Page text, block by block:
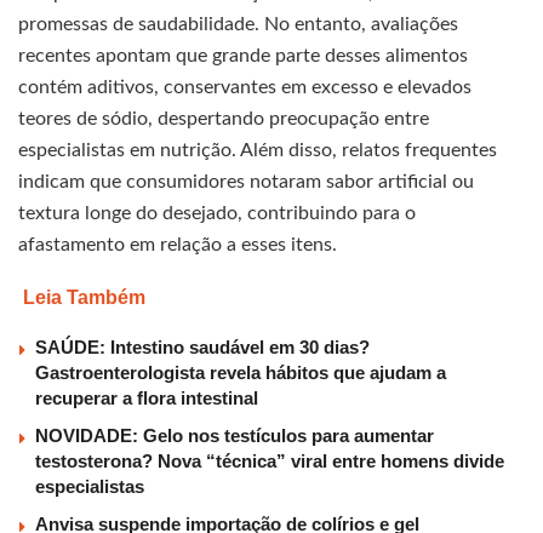
promessas de saudabilidade. No entanto, avaliações
recentes apontam que grande parte desses alimentos
contém aditivos, conservantes em excesso e elevados
teores de sódio, despertando preocupação entre
especialistas em nutrição. Além disso, relatos frequentes
indicam que consumidores notaram sabor artificial ou
textura longe do desejado, contribuindo para o
afastamento em relação a esses itens.
Leia Também
SAÚDE: Intestino saudável em 30 dias?
Gastroenterologista revela hábitos que ajudam a
recuperar a flora intestinal
NOVIDADE: Gelo nos testículos para aumentar
testosterona? Nova “técnica” viral entre homens divide
especialistas
Anvisa suspende importação de colírios e gel